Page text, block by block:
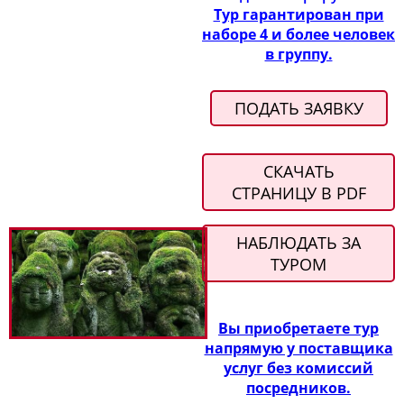
Тур гарантирован при
наборе 4 и более человек
в группу.
ПОДАТЬ ЗАЯВКУ
СКАЧАТЬ
СТРАНИЦУ В PDF
НАБЛЮДАТЬ ЗА
ТУРОМ
Вы приобретаете тур
напрямую у поставщика
услуг без комиссий
посредников.